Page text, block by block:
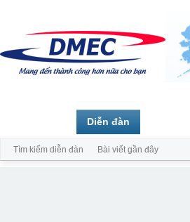
Diễn đàn
Tìm kiếm diễn đàn Bài viết gần đây